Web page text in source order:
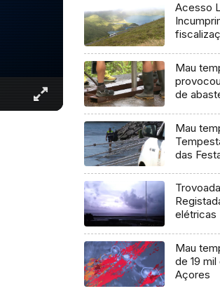
Acesso
Mau
de
Mau
das
elétricas
Mau
de 19
Açores